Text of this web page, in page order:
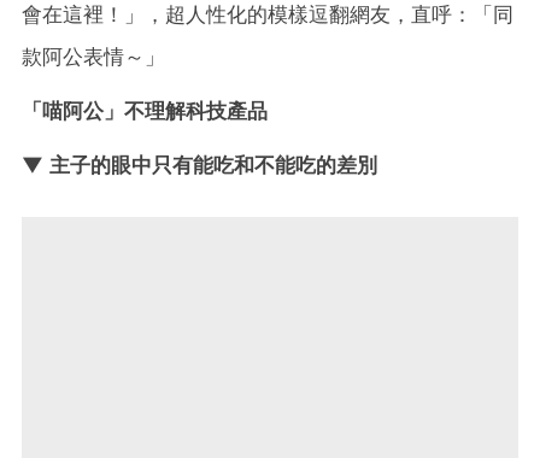
會在這裡！」，超人性化的模樣逗翻網友，直呼：「同
款阿公表情～」
「喵阿公」不理解科技產品
▼ 主子的眼中只有能吃和不能吃的差別